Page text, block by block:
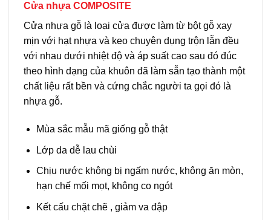
Cửa nhựa COMPOSITE
Cửa nhựa gỗ là loại cửa được làm từ bột gỗ xay
mịn với hạt nhựa và keo chuyên dụng trộn lẫn đều
với nhau dưới nhiệt độ và áp suất cao sau đó đúc
theo hình dạng của khuôn đã làm sẵn tạo thành một
chất liệu rất bền và cứng chắc người ta gọi đó là
nhựa gỗ.
Mùa sắc mẫu mã giống gỗ thật
Lớp da dễ lau chùi
Chịu nước không bị ngấm nước, không ăn mòn,
hạn chế mối mọt, không co ngót
Kết cấu chặt chẽ , giảm va đập